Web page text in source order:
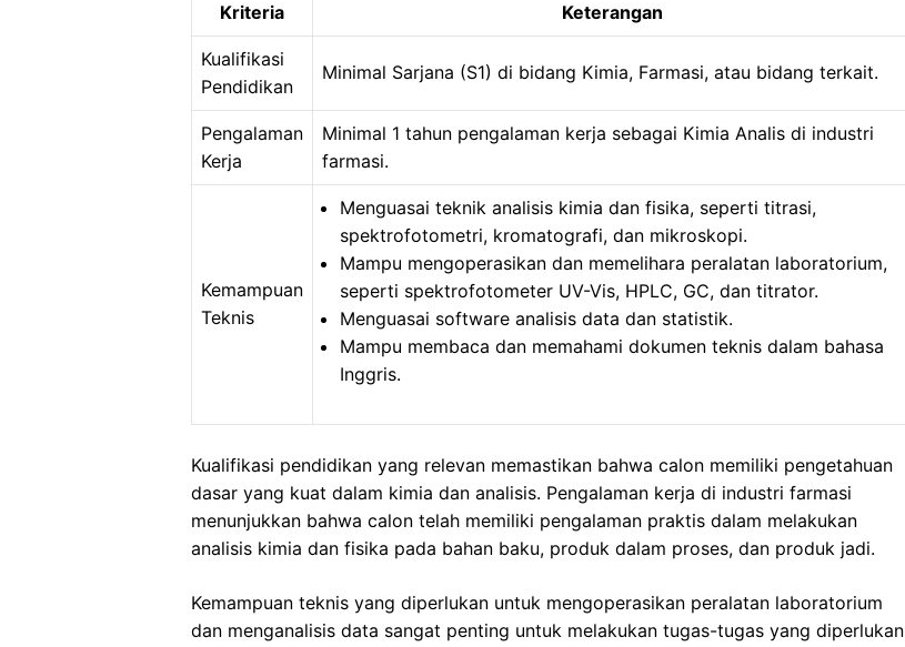
Kriteria Keterangan
Kualifikasi
Pendidikan
Minimal Sarjana (S1) di bidang Kimia, Farmasi, atau bidang terkait.
Pengalaman
Kerja
Minimal 1 tahun pengalaman kerja sebagai Kimia Analis di industri
farmasi.
Kemampuan
Teknis
Menguasai teknik analisis kimia dan fisika, seperti titrasi,
spektrofotometri, kromatografi, dan mikroskopi.
Mampu mengoperasikan dan memelihara peralatan laboratorium,
seperti spektrofotometer UV-Vis, HPLC, GC, dan titrator.
Menguasai software analisis data dan statistik.
Mampu membaca dan memahami dokumen teknis dalam bahasa
Inggris.
Kualifikasi pendidikan yang relevan memastikan bahwa calon memiliki pengetahuan
dasar yang kuat dalam kimia dan analisis. Pengalaman kerja di industri farmasi
menunjukkan bahwa calon telah memiliki pengalaman praktis dalam melakukan
analisis kimia dan fisika pada bahan baku, produk dalam proses, dan produk jadi.
Kemampuan teknis yang diperlukan untuk mengoperasikan peralatan laboratorium
dan menganalisis data sangat penting untuk melakukan tugas-tugas yang diperlukan